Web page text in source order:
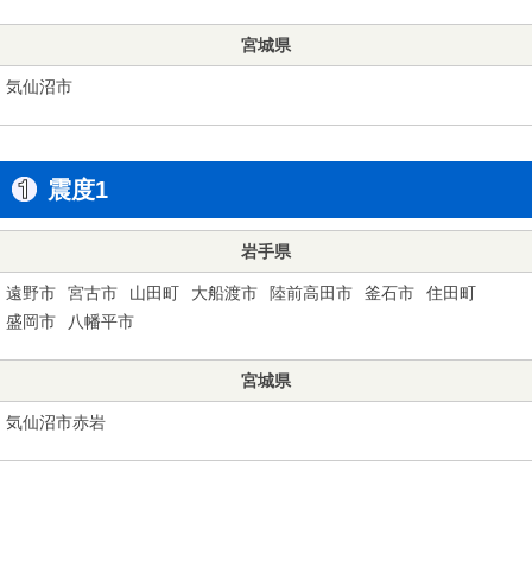
宮城県
気仙沼市
震度1
岩手県
遠野市 宮古市 山田町 大船渡市 陸前高田市 釜石市
住田町
盛岡市
八幡平市
宮城県
気仙沼市赤岩